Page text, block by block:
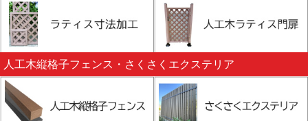
人工木縦格子フェンス・さくさくエクステリア